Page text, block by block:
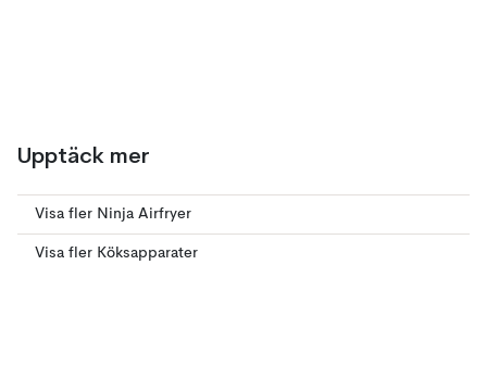
Upptäck mer
Visa fler Ninja Airfryer
Visa fler Köksapparater